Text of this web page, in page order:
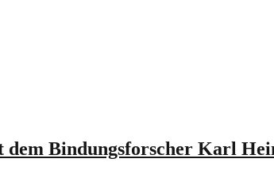
dem Bindungsforscher Karl